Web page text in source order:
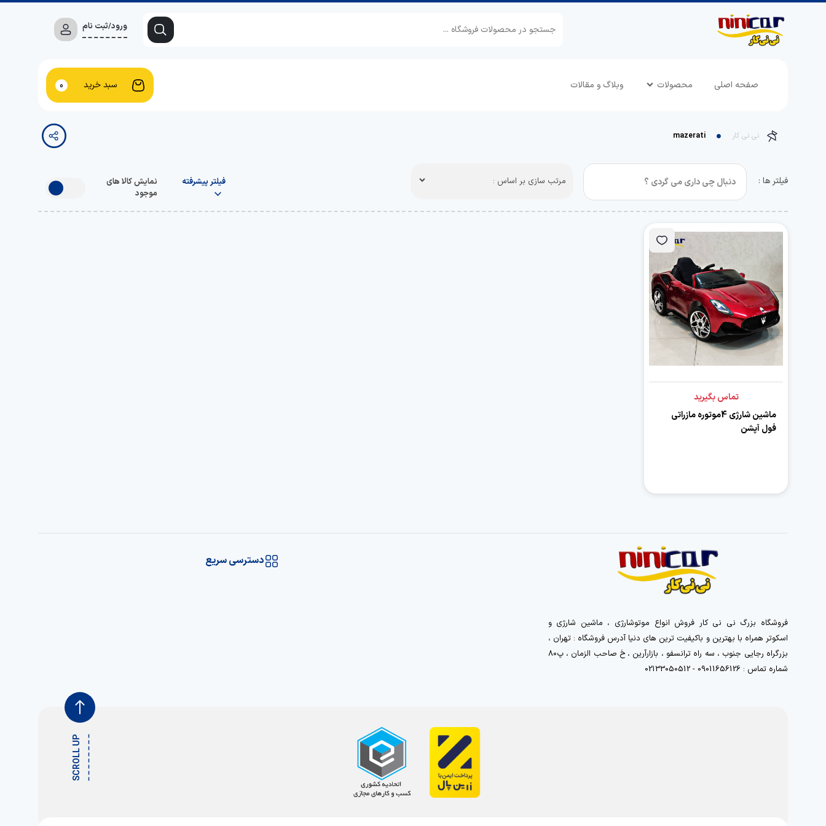
ورود/ثبت نام
صفحه اصلی محصولات وبلاگ و مقالات سبد خرید 0
نی نی کار mazerati
فیلتر ها : مرتب سازی بر اساس : فیلتر پیشرفته
نمایش کالا های
موجود
تماس بگیرید
ماشین شارژی 4موتوره مازراتی
فول آپشن
فروشگاه بزرگ نی نی کار فروش انواع موتوشارژی ، ماشین شارژی و
اسکوتر همراه با بهترین و باکیفیت ترین های دنیا آدرس فروشگاه : تهران ،
بزرگراه رجایی جنوب ، سه راه ترانسفو ، بازارآرین ، خ صاحب الزمان ، پ80
شماره تماس : 09011656126 - 02133050512
دسترسی سریع
SCROLL UP